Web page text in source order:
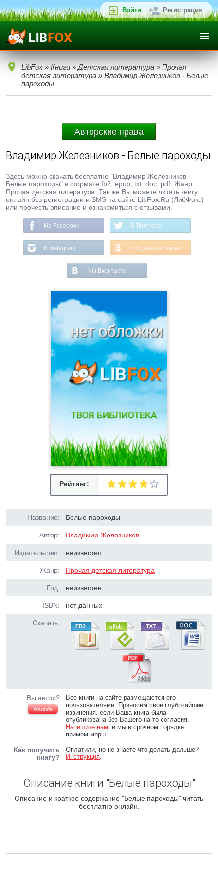
Войти Регистрация
LibFox » Книги » Детская литература » Прочая
детская литература » Владимир Железников - Белые
пароходы
Авторские права
Владимир Железников - Белые пароходы
Здесь можно скачать бесплатно "Владимир Железников -
Белые пароходы" в формате fb2, epub, txt, doc, pdf. Жанр:
Прочая детская литература. Так же Вы можете читать книгу
онлайн без регистрации и SMS на сайте LibFox.Ru (ЛибФокс)
или прочесть описание и ознакомиться с отзывами.
На Facebook В Твиттере
В Instagram В Одноклассниках
Мы Вконтакте
Рейтинг:
Название: Белые пароходы
Автор: Владимир Железников
Издательство: неизвестно
Жанр: Прочая детская литература
Год: неизвестен
ISBN: нет данных
Скачать:
Вы автор?
Жалоба
Все книги на сайте размещаются его
пользователями. Приносим свои глубочайшие
извинения, если Ваша книга была
опубликована без Вашего на то согласия.
Напишите нам, и мы в срочном порядке
примем меры.
Как получить
книгу?
Оплатили, но не знаете что делать дальше?
Инструкция.
Описание книги "Белые пароходы"
Описание и краткое содержание "Белые пароходы" читать
бесплатно онлайн.